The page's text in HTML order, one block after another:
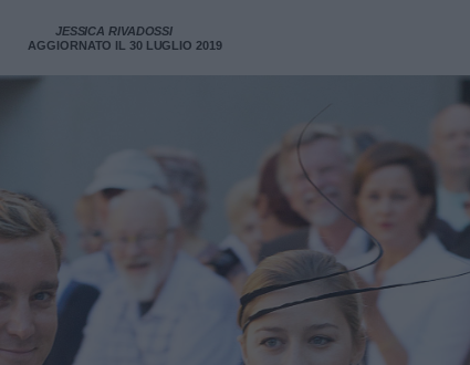
JESSICA RIVADOSSI
AGGIORNATO IL 30 LUGLIO 2019